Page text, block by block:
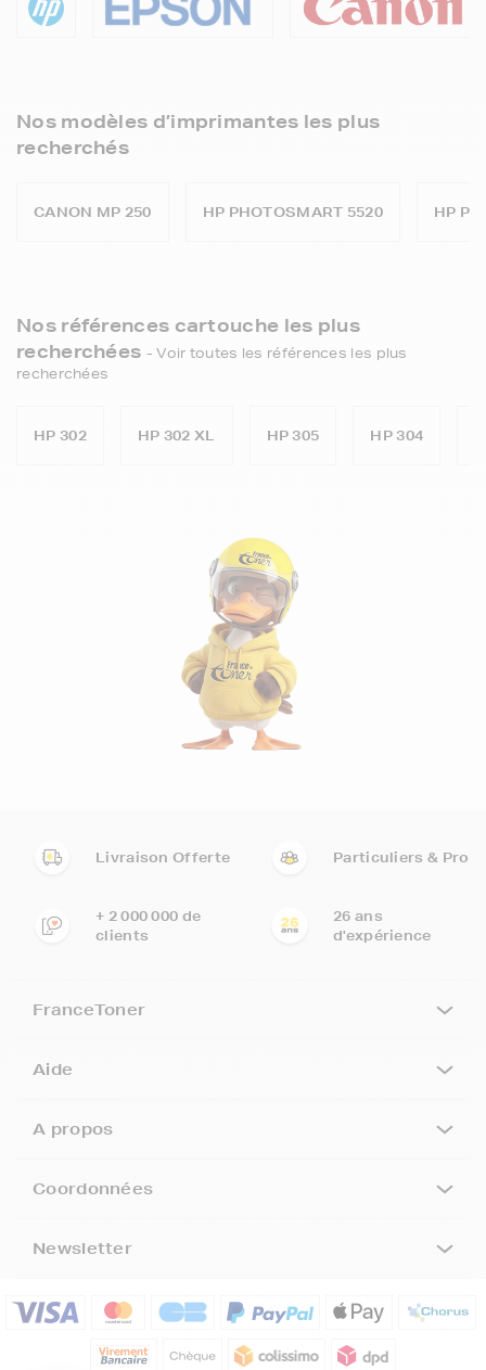
Nos modèles d’imprimantes les plus
recherchés
CANON MP 250 HP PHOTOSMART 5520 HP
Nos références cartouche les plus
recherchées - Voir toutes les références les plus
recherchées
HP 302 HP 302 XL HP 305 HP 304
Livraison Offerte Particuliers & Pro
+ 2 000 000 de
clients
26 ans
d'expérience
FranceToner
Aide
A propos
Coordonnées
Newsletter
Inscrivez-vous à notre newsletter, suivez notre actualité et